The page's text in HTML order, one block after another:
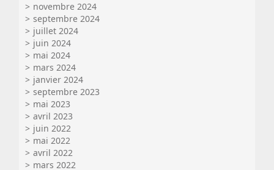
novembre 2024
septembre 2024
juillet 2024
juin 2024
mai 2024
mars 2024
janvier 2024
septembre 2023
mai 2023
avril 2023
juin 2022
mai 2022
avril 2022
mars 2022